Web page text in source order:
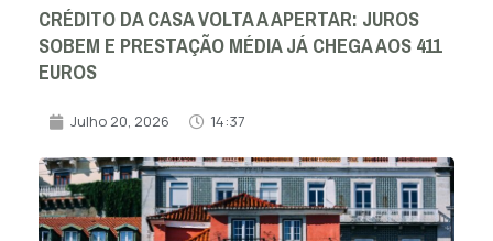
CRÉDITO DA CASA VOLTA A APERTAR: JUROS
SOBEM E PRESTAÇÃO MÉDIA JÁ CHEGA AOS 411
EUROS
Julho 20, 2026 14:37